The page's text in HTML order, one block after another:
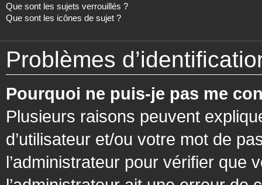
Que sont les sujets verrouillés ?
Que sont les icônes de sujet ?
Problèmes
Pourquoi ne puis-je pas me
Plusieurs raisons peuvent
d’utilisateur et/ou votre mot de
l’administrateur pour vérifier que